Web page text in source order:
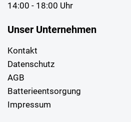
14:00 - 18:00 Uhr
Unser Unternehmen
Kontakt
Datenschutz
AGB
Batterieentsorgung
Impressum